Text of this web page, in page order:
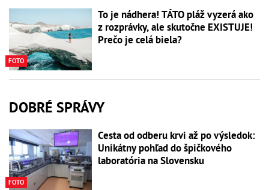
FOTO
To je nádhera! TÁTO pláž vyzerá ako
z rozprávky, ale skutočne EXISTUJE!
Prečo je celá biela?
DOBRÉ SPRÁVY
FOTO
Cesta od odberu krvi až po výsledok:
Unikátny pohľad do špičkového
laboratória na Slovensku